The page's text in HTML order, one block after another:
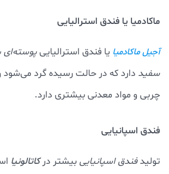
ماکادمیا یا فندق استرالیایی
آجیل ماکادمیا یا فندق استرالیایی
سفید دارد که در حالت رسیده گرد می‌شود
چربی و مواد معدنی بیشتری دارد.
فندق اسپانیایی
تولیدفندق اسپانیاییبیشتر درکاتالونیا